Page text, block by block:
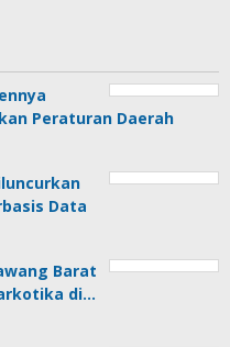
Peraturan Daerah
Data
Barat
di…